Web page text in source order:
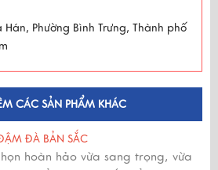
Hán, Phường Bình Trưng, Thành phố
CÁC SẢN PHẨM KHÁC
ĐÀ BẢN SẮC
hoàn hảo vừa sang trọng, vừa